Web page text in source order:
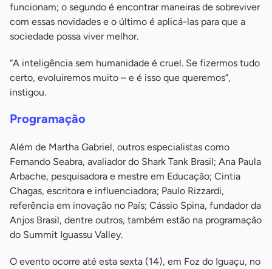
funcionam; o segundo é encontrar maneiras de sobreviver
com essas novidades e o último é aplicá-las para que a
sociedade possa viver melhor.
“A inteligência sem humanidade é cruel. Se fizermos tudo
certo, evoluiremos muito – e é isso que queremos”,
instigou.
Programação
Além de Martha Gabriel, outros especialistas como
Fernando Seabra, avaliador do Shark Tank Brasil; Ana Paula
Arbache, pesquisadora e mestre em Educação; Cintia
Chagas, escritora e influenciadora; Paulo Rizzardi,
referência em inovação no País; Cássio Spina, fundador da
Anjos Brasil, dentre outros, também estão na programação
do Summit Iguassu Valley.
O evento ocorre até esta sexta (14), em Foz do Iguaçu, no